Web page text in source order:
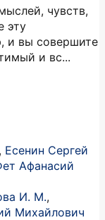
чувств,
эту
и вы совершите
и вс...
, Есенин Сергей
Афанасий
И. М.,
Михайлович